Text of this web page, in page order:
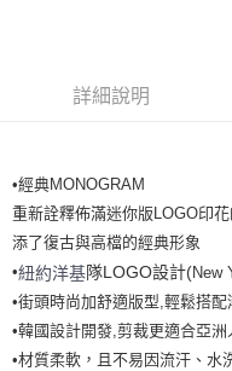
全家取貨付款<未取貨列黑
全家取貨<不支援離島取退>
每筆NT$60，滿NT$499(含
7-11取貨付款<未取貨列黑
每筆NT$60，滿NT$499(含
7-11取貨<不支援離島取退>
詳細說明
•經典MONOGRAM
重新詮釋佈滿迷你版LOGO印
添了復古與高檔的經典形象
•紐約洋基隊LOGO設計(New
•街頭時尚加舒適版型,輕鬆搭配
•韓國設計開發,剪裁更適合亞洲
•材質柔軟，且不易因流汗、水